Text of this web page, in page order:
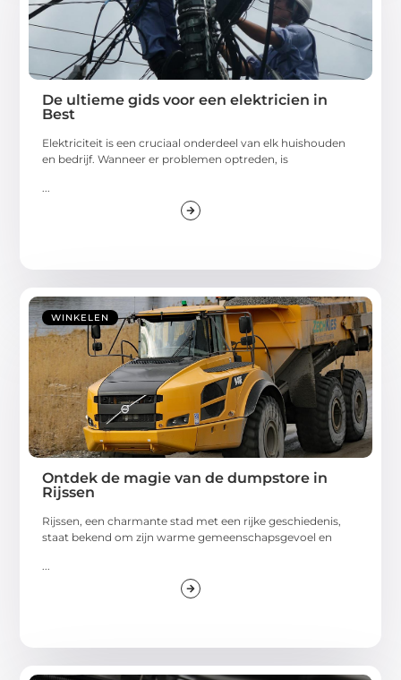
De ultieme gids voor een elektricien in
Best
Elektriciteit is een cruciaal onderdeel van elk huishouden
en bedrijf. Wanneer er problemen optreden, is
...
WINKELEN
Ontdek de magie van de dumpstore in
Rijssen
Rijssen, een charmante stad met een rijke geschiedenis,
staat bekend om zijn warme gemeenschapsgevoel en
...